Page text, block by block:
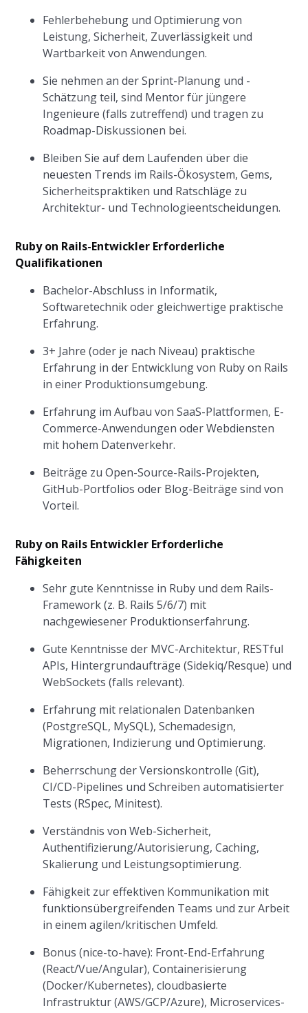
Fehlerbehebung und Optimierung von
Leistung, Sicherheit, Zuverlässigkeit und
Wartbarkeit von Anwendungen.
Sie nehmen an der Sprint-Planung und -
Schätzung teil, sind Mentor für jüngere
Ingenieure (falls zutreffend) und tragen zu
Roadmap-Diskussionen bei.
Bleiben Sie auf dem Laufenden über die
neuesten Trends im Rails-Ökosystem, Gems,
Sicherheitspraktiken und Ratschläge zu
Architektur- und Technologieentscheidungen.
Ruby on Rails-Entwickler Erforderliche
Qualifikationen
Bachelor-Abschluss in Informatik,
Softwaretechnik oder gleichwertige praktische
Erfahrung.
3+ Jahre (oder je nach Niveau) praktische
Erfahrung in der Entwicklung von Ruby on Rails
in einer Produktionsumgebung.
Erfahrung im Aufbau von SaaS-Plattformen, E-
Commerce-Anwendungen oder Webdiensten
mit hohem Datenverkehr.
Beiträge zu Open-Source-Rails-Projekten,
GitHub-Portfolios oder Blog-Beiträge sind von
Vorteil.
Ruby on Rails Entwickler Erforderliche
Fähigkeiten
Sehr gute Kenntnisse in Ruby und dem Rails-
Framework (z. B. Rails 5/6/7) mit
nachgewiesener Produktionserfahrung.
Gute Kenntnisse der MVC-Architektur, RESTful
APIs, Hintergrundaufträge (Sidekiq/Resque) und
WebSockets (falls relevant).
Erfahrung mit relationalen Datenbanken
(PostgreSQL, MySQL), Schemadesign,
Migrationen, Indizierung und Optimierung.
Beherrschung der Versionskontrolle (Git),
CI/CD-Pipelines und Schreiben automatisierter
Tests (RSpec, Minitest).
Verständnis von Web-Sicherheit,
Authentifizierung/Autorisierung, Caching,
Skalierung und Leistungsoptimierung.
Fähigkeit zur effektiven Kommunikation mit
funktionsübergreifenden Teams und zur Arbeit
in einem agilen/kritischen Umfeld.
Bonus (nice-to-have): Front-End-Erfahrung
(React/Vue/Angular), Containerisierung
(Docker/Kubernetes), cloudbasierte
Infrastruktur (AWS/GCP/Azure), Microservices-